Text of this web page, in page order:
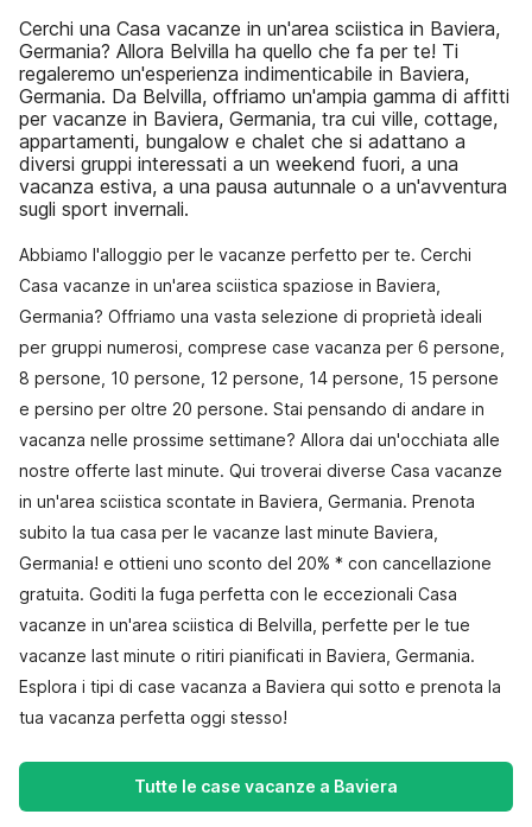
Cerchi una Casa vacanze in un'area sciistica in Baviera,
Germania? Allora Belvilla ha quello che fa per te! Ti
regaleremo un'esperienza indimenticabile in Baviera,
Germania. Da Belvilla, offriamo un'ampia gamma di affitti
per vacanze in Baviera, Germania, tra cui ville, cottage,
appartamenti, bungalow e chalet che si adattano a
diversi gruppi interessati a un weekend fuori, a una
vacanza estiva, a una pausa autunnale o a un'avventura
sugli sport invernali.
Abbiamo l'alloggio per le vacanze perfetto per te. Cerchi
Casa vacanze in un'area sciistica spaziose in Baviera,
Germania? Offriamo una vasta selezione di proprietà ideali
per gruppi numerosi, comprese case vacanza per 6 persone,
8 persone, 10 persone, 12 persone, 14 persone, 15 persone
e persino per oltre 20 persone. Stai pensando di andare in
vacanza nelle prossime settimane? Allora dai un'occhiata alle
nostre offerte last minute. Qui troverai diverse Casa vacanze
in un'area sciistica scontate in Baviera, Germania. Prenota
subito la tua casa per le vacanze last minute Baviera,
Germania! e ottieni uno sconto del 20% * con cancellazione
gratuita. Goditi la fuga perfetta con le eccezionali Casa
vacanze in un'area sciistica di Belvilla, perfette per le tue
vacanze last minute o ritiri pianificati in Baviera, Germania.
Esplora i tipi di case vacanza a Baviera qui sotto e prenota la
tua vacanza perfetta oggi stesso!
Tutte le case vacanze a Baviera